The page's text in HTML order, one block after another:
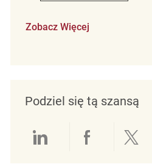
Zobacz Więcej
Podziel się tą szansą
Udostępnianie